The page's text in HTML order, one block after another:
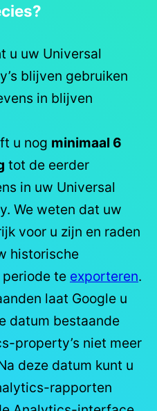
u uw Universal
blijven gebruiken
in blijven
u nog minimaal 6
tot de eerder
in uw Universal
We weten dat uw
voor u zijn en raden
historische
te exporteren.
laat Google u
datum bestaande
property’s niet meer
deze datum kunt u
rapporten